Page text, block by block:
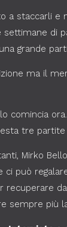
a staccarli
di
grande
ma il
comincia
tre
Mirko
ci può
sempre più